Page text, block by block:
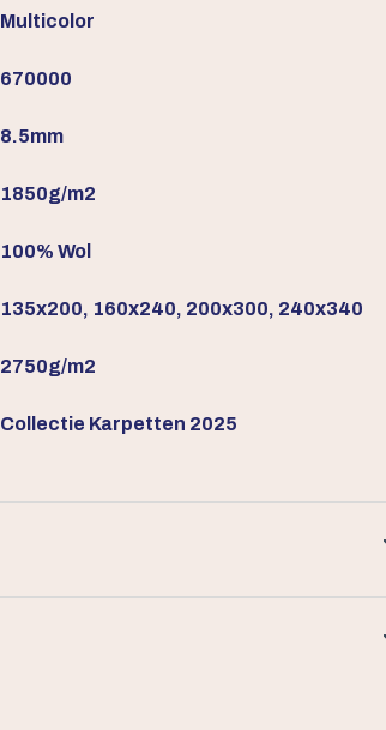
Multicolor
670000
8.5mm
1850g/m2
100% Wol
135x200, 160x240, 200x300, 240x340
2750g/m2
Collectie Karpetten 2025